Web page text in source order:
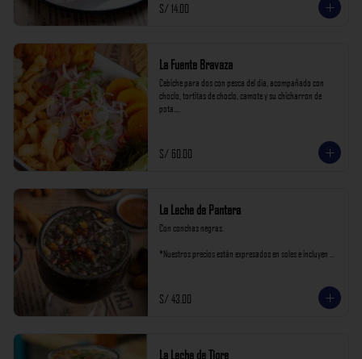
S/ 14.00
La Fuente Bravaza
Cebiche para dos con pesca del dia, acompañado con
choclo, tortitas de choclo, camote y su chicharron de
pota.
impuestos de ley y recargo al consumo.
S/ 60.00
La Leche de Pantera
Con conchas negras.
*Nuestros precios están expresados en soles e incluyen
S/ 43.00
La Leche de Tigre